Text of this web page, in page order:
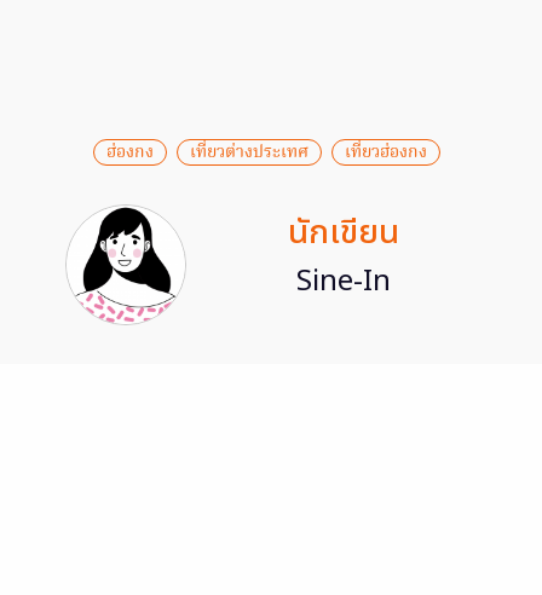
ฮ่องกง เที่ยวต่างประเทศ เที่ยวฮ่องกง
นักเขียน
Sine-In